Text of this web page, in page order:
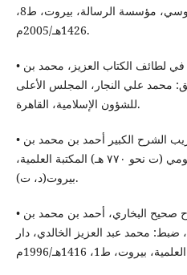
إشراف: محمد نعيم العرقسوسي، مؤسسة الرسالة، بيروت، ط8،
1426هـ/2005م.
• الفيروزآبادي، ، بصائر ذوي التمييز في لطائف الكتاب العزيز، محمد بن
محمد علي النجار، المجلس الأعلى
للشؤون الإسلامية، القاهرة.
• الفيومي المصباح المنير في غريب الشرح الكبير أحمد بن محمد بن
علي ثم الحموي، أبو العباس الفيومي (ت نحو ٧٧٠ هـ) المكتبة العلمية،
بيروت(د، ت).
• القسطلاني، إرشاد الساري لشرح صحيح البخاري، أحمد بن محمد بن
محمد عبد العزيز الخالدي، دار